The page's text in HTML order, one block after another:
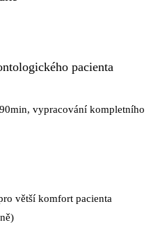
pacienta
vypracování kompletního
větší komfort pacienta